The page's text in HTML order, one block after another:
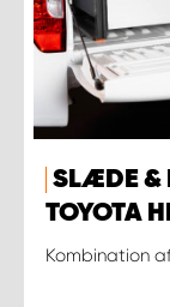
SLÆDE &
TOYOTA
Kombination